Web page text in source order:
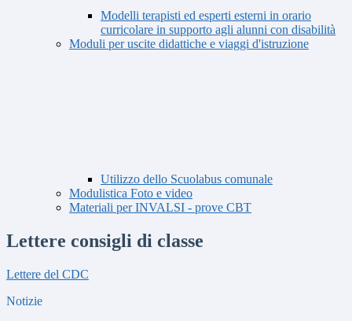
Modelli terapisti ed esperti esterni in orario
curricolare in supporto agli alunni con disabilità
Moduli per uscite didattiche e viaggi d'istruzione
Utilizzo dello Scuolabus comunale
Modulistica Foto e video
Materiali per INVALSI - prove CBT
Lettere consigli di classe
Lettere del CDC
Notizie